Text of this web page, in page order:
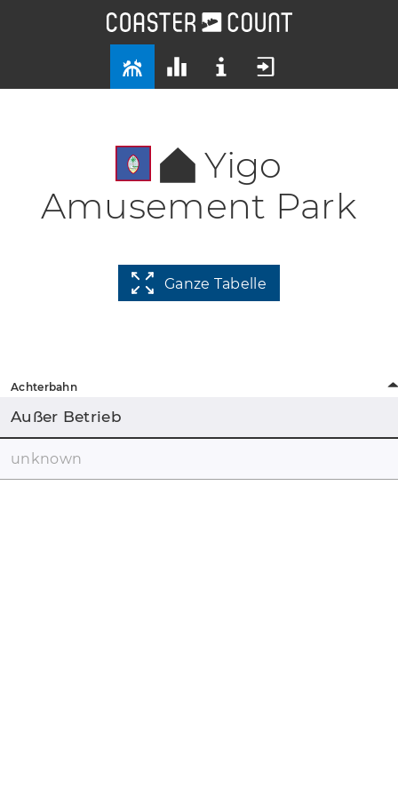
Yigo
Amusement Park
Ganze Tabelle
Achterbahn
Außer Betrieb
unknown